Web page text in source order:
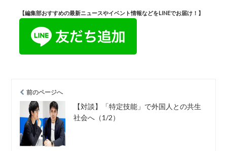
【編集部おすすめの最新ニュースやイベント情報などをLINEでお届け！】
前のページへ
【対談】「特定技能」で外国人との共生
社会へ（1/2）